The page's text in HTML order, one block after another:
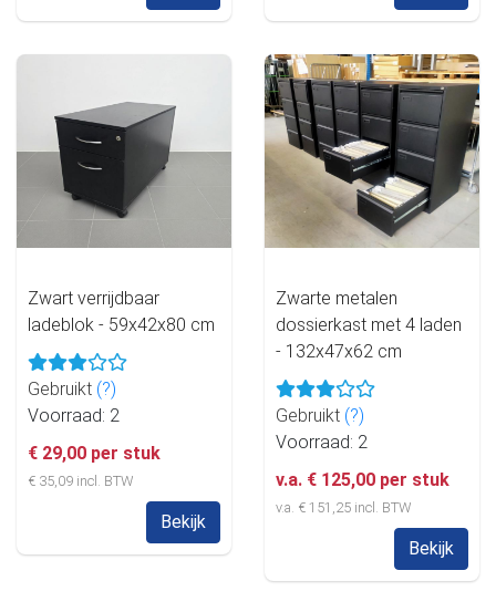
Zwart verrijdbaar
ladeblok - 59x42x80 cm
Gebruikt (?)
Voorraad: 2
€ 29,00 per stuk
€ 35,09 incl. BTW
Bekijk
Zwarte metalen
dossierkast met 4 laden
- 132x47x62 cm
Gebruikt (?)
Voorraad: 2
v.a. € 125,00 per stuk
v.a. € 151,25 incl. BTW
Bekijk